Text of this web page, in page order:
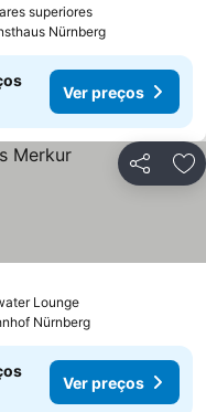
superioresVer preços
Nürnberg
Ver preços
Partilhar
LoungeVer preços
Nürnberg
Ver preços